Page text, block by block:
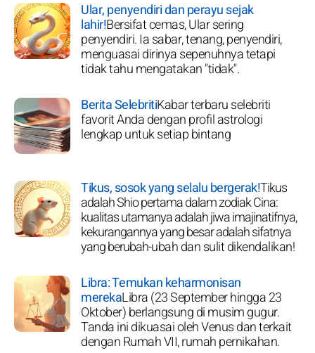
Ular, penyendiri dan perayu sejak
lahir!Bersifat cemas, Ular sering
penyendiri. Ia sabar, tenang, penyendiri,
menguasai dirinya sepenuhnya tetapi
tidak tahu mengatakan "tidak".
Berita SelebritiKabar terbaru selebriti
favorit Anda dengan profil astrologi
lengkap untuk setiap bintang
Tikus, sosok yang selalu bergerak!Tikus
adalah Shio pertama dalam zodiak Cina:
kualitas utamanya adalah jiwa imajinatifnya,
kekurangannya yang besar adalah sifatnya
yang berubah-ubah dan sulit dikendalikan!
Libra: Temukan keharmonisan
merekaLibra (23 September hingga 23
Oktober) berlangsung di musim gugur.
Tanda ini dikuasai oleh Venus dan terkait
dengan Rumah VII, rumah pernikahan.